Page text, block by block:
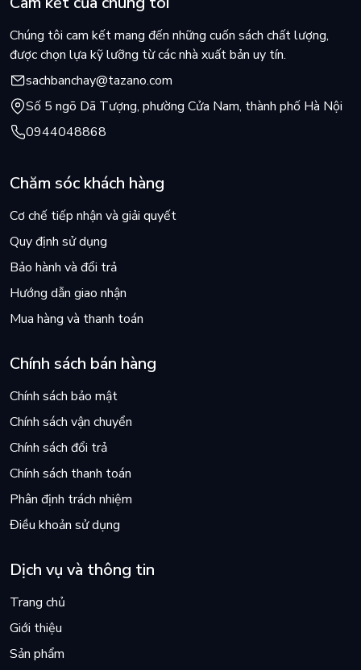
diện, vào số phận Việt Nam thế kỷ XX.
Giới thiệu Tâm lý dân tộc An Nam trong “Tủ sách Pháp ngữ -
Góc nhìn sử Việt”, chúng tôi mong muốn gửi đến độc giả một
tài liệu tham khảo khả tín, góp thêm một tài liệu có ích để tìm
hiểu về Tâm lý dân tộc An Nam: đặc điểm quốc gia; sự tiến
hóa lịch sử, trí tuệ, xã hội và chính trị", hòng truy nguyên căn
tính của một số hiện tượng tâm lý xã hội có thể còn gây nhức
Chúng tôi cam kết mang đến những cuốn sách chất lượng,
được chọn lựa kỹ lưỡng từ các nhà xuất bản uy tín.
sachbanchay@tazano.com
Số 5 ngõ Dã Tượng, phường Cửa Nam, thành phố Hà Nội
0944048868
Chăm sóc khách hàng
Cơ chế tiếp nhận và giải quyết
Quy định sử dụng
Bảo hành và đổi trả
Hướng dẫn giao nhận
Mua hàng và thanh toán
Chính sách bán hàng
Chính sách bảo mật
Chính sách vận chuyển
Chính sách đổi trả
Chính sách thanh toán
Phân định trách nhiệm
Điều khoản sử dụng
Dịch vụ và thông tin
Trang chủ
Giới thiệu
Sản phẩm